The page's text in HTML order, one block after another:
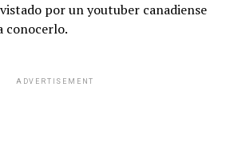
por un youtuber canadiense
conocerlo.
ADVERTISEMENT